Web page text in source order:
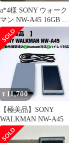
a*4様 SONY ウォーク
マン NW-A45 16GB 純
正ケース・TypeC
¥ 11,700
【極美品】SONY
WALKMAN NW-A45